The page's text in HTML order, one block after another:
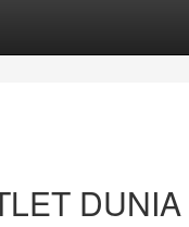
DUNIA